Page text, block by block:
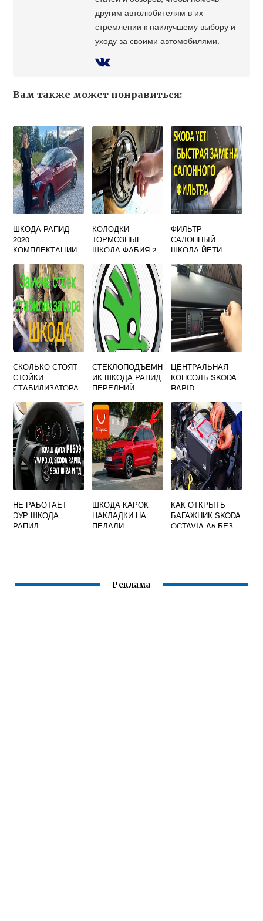
другим автолюбителям в их
стремлении к наилучшему выбору и
уходу за своими автомобилями.
Вам также может понравиться:
ШКОДА РАПИД
2020
КОМПЛЕКТАЦИИ
КОЛОДКИ
ТОРМОЗНЫЕ
ШКОДА ФАБИЯ 2
ФИЛЬТР
САЛОННЫЙ
ШКОДА ЙЕТИ
СКОЛЬКО СТОЯТ
СТОЙКИ
СТАБИЛИЗАТОРА
OCTAVIA A5
СТЕКЛОПОДЪЕМН
ИК ШКОДА РАПИД
ПЕРЕДНИЙ
ЦЕНТРАЛЬНАЯ
КОНСОЛЬ SKODA
RAPID
НЕ РАБОТАЕТ
ЭУР ШКОДА
РАПИД
ШКОДА КАРОК
НАКЛАДКИ НА
ПЕДАЛИ
КАК ОТКРЫТЬ
БАГАЖНИК SKODA
OCTAVIA A5 БЕЗ
Реклама